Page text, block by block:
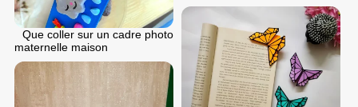
Que coller sur un cadre photo
maternelle maison